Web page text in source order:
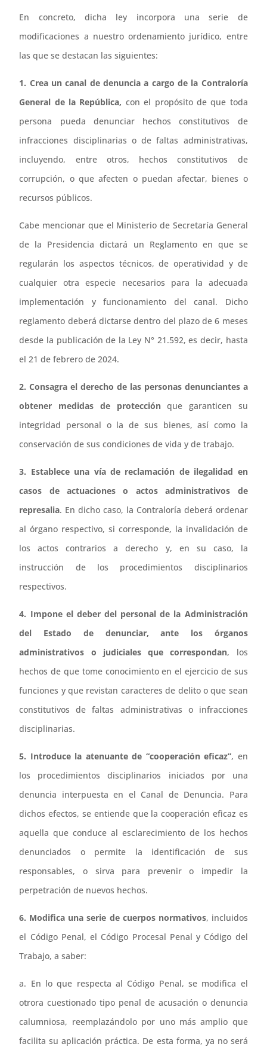
En concreto, dicha ley incorpora una serie de
modificaciones a nuestro ordenamiento jurídico, entre
las que se destacan las siguientes:
1. Crea un canal de denuncia a cargo de la Contraloría
General de la República, con el propósito de que toda
persona pueda denunciar hechos constitutivos de
infracciones disciplinarias o de faltas administrativas,
incluyendo, entre otros, hechos constitutivos de
corrupción, o que afecten o puedan afectar, bienes o
recursos públicos.
Cabe mencionar que el Ministerio de Secretaría General
de la Presidencia dictará un Reglamento en que se
regularán los aspectos técnicos, de operatividad y de
cualquier otra especie necesarios para la adecuada
implementación y funcionamiento del canal. Dicho
reglamento deberá dictarse dentro del plazo de 6 meses
desde la publicación de la Ley N° 21.592, es decir, hasta
el 21 de febrero de 2024.
2. Consagra el derecho de las personas denunciantes a
obtener medidas de protecciónque garanticen su
integridad personal o la de sus bienes, así como la
conservación de sus condiciones de vida y de trabajo.
3. Establece una vía de reclamación de ilegalidad en
casos de actuaciones o actos administrativos de
represalia. En dicho caso, la Contraloría deberá ordenar
al órgano respectivo, si corresponde, la invalidación de
los actos contrarios a derecho y, en su caso, la
instrucción de los procedimientos disciplinarios
respectivos.
4. Impone el deber del personal de la Administración
del Estado de denunciar, ante los órganos
administrativos o judiciales que correspondan, los
hechos de que tome conocimiento en el ejercicio de sus
funciones y que revistan caracteres de delito o que sean
constitutivos de faltas administrativas o infracciones
disciplinarias.
5. Introduce la atenuante de “cooperación eficaz”, en
los procedimientos disciplinarios iniciados por una
denuncia interpuesta en el Canal de Denuncia. Para
dichos efectos, se entiende que la cooperación eficaz es
aquella que conduce al esclarecimiento de los hechos
denunciados o permite la identificación de sus
responsables, o sirva para prevenir o impedir la
perpetración de nuevos hechos.
6. Modifica una serie de cuerpos normativos, incluidos
el Código Penal, el Código Procesal Penal y Código del
Trabajo, a saber:
a. En lo que respecta al Código Penal, se modifica el
otrora cuestionado tipo penal de acusación o denuncia
calumniosa, reemplazándolo por uno más amplio que
facilita su aplicación práctica. De esta forma, ya no será